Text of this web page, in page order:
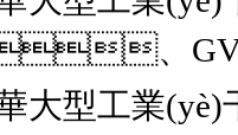
、
大型工業